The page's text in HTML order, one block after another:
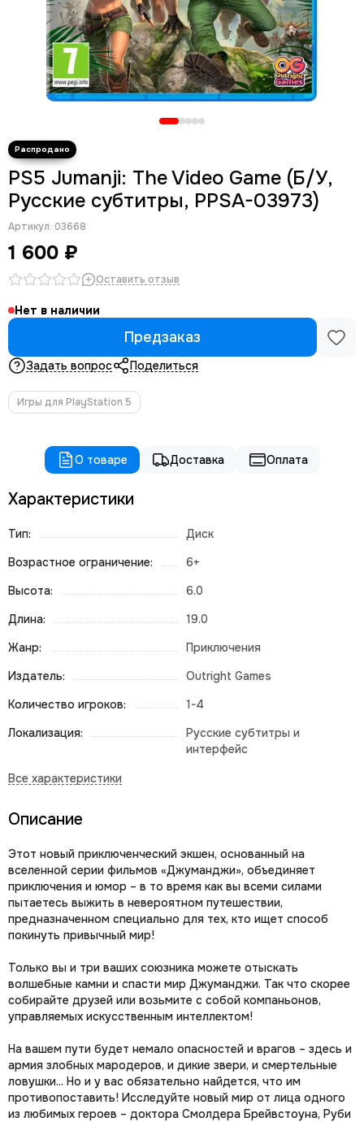
PS5 Jumanji: The Video Game (Б/У,
Русские субтитры, PPSA-03973)
Артикул: 03668
1 600 ₽
Оставить отзыв
Нет в наличии
Предзаказ
Задать вопрос Поделиться
Игры для PlayStation 5
О товаре Доставка Оплата
Характеристики
Тип:
Диск
Возрастное ограничение:
6+
Высота:
6.0
Длина:
19.0
Жанр:
Приключения
Издатель:
Outright Games
Количество игроков:
1-4
Локализация:
Русские субтитры и
интерфейс
Описание
Этот новый приключенческий экшен, основанный на
вселенной серии фильмов «Джуманджи», объединяет
приключения и юмор – в то время как вы всеми силами
пытаетесь выжить в невероятном путешествии,
предназначенном специально для тех, кто ищет способ
покинуть привычный мир!
Только вы и три ваших союзника можете отыскать
волшебные камни и спасти мир Джуманджи. Так что скорее
собирайте друзей или возьмите с собой компаньонов,
управляемых искусственным интеллектом!
На вашем пути будет немало опасностей и врагов – здесь и
армия злобных мародеров, и дикие звери, и смертельные
ловушки... Но и у вас обязательно найдется, что им
противопоставить! Исследуйте новый мир от лица одного
из любимых героев – доктора Смолдера Брейвстоуна, Руби